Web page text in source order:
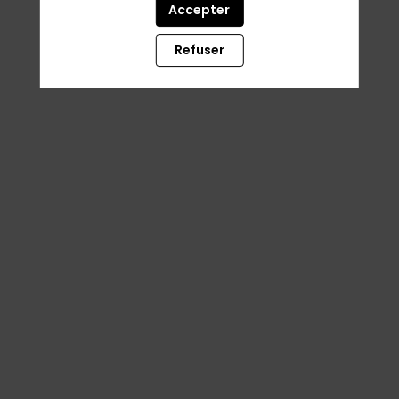
Accepter
Refuser